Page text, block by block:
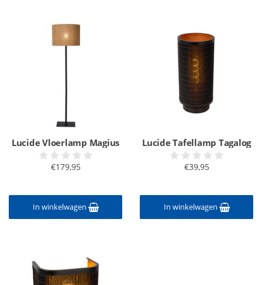
Lucide Vloerlamp Magius
€179,95
In winkelwagen
Lucide Tafellamp Tagalog
€39,95
In winkelwagen